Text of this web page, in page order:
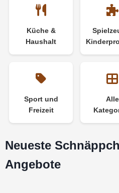
Küche &
Haushalt
Sport und
Freizeit
Alle
Neueste
Angebote